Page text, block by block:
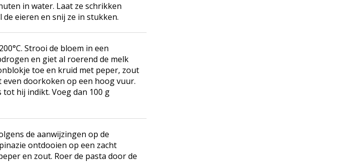
in water. Laat ze schrikken
eieren en snij ze in stukken.
Strooi de bloem in een
en giet al roerend de melk
toe en kruid met peper, zout
even doorkoken op een hoog vuur.
hij indikt. Voeg dan 100 g
de aanwijzingen op de
ontdooien op een zacht
en zout. Roer de pasta door de